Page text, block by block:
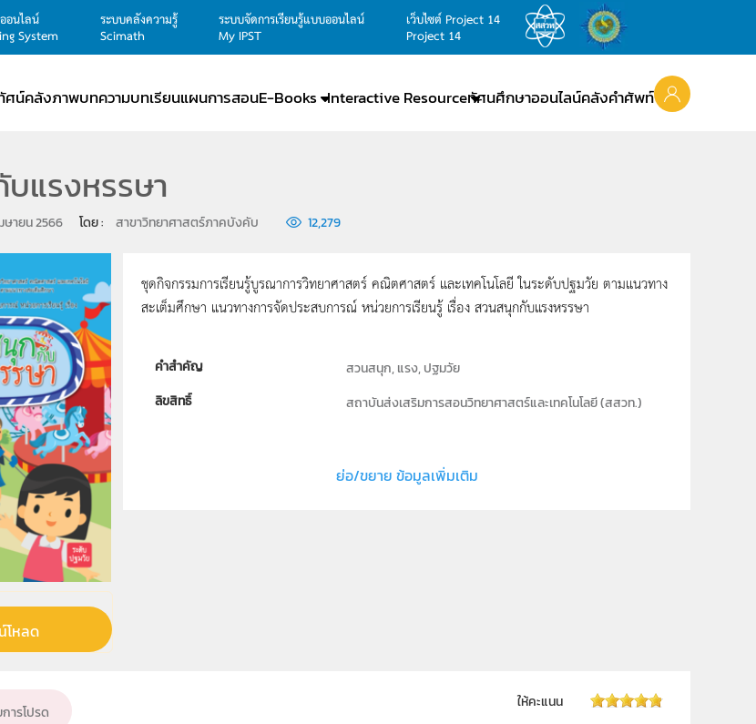
อนไลน์
System
ระบบคลังความรู้
Scimath
ระบบจัดการเรียนรู้แบบออนไลน์
My IPST
เว็บไซต์ Project 14
Project 14
ศน์คลังภาพบทความบทเรียนแผนการสอนE-Books Interactive Resourceทัศนศึกษาออนไลน์คลังคำศัพท์
แรงหรรษา
ษายน 2566 โดย : สาขาวิทยาศาสตร์ภาคบังคับ 12,279
โหลด
ชุดกิจกรรมการเรียนรู้บูรณาการวิทยาศาสตร์ คณิตศาสตร์ และเทคโนโลยี ในระดับปฐมวัย ตามแนวทาง
สะเต็มศึกษา แนวทางการจัดประสบการณ์ หน่วยการเรียนรู้ เรื่อง สวนสนุกกับแรงหรรษา
คำสำคัญ
สวนสนุก, แรง, ปฐมวัย
ลิขสิทธิ์
สถาบันส่งเสริมการสอนวิทยาศาสตร์และเทคโนโลยี (สสวท.)
วิทยาศาสตร์ทั่วไป
ย่อ/ขยาย ข้อมูลเพิ่มเติม
การโปรด
ให้คะแนน